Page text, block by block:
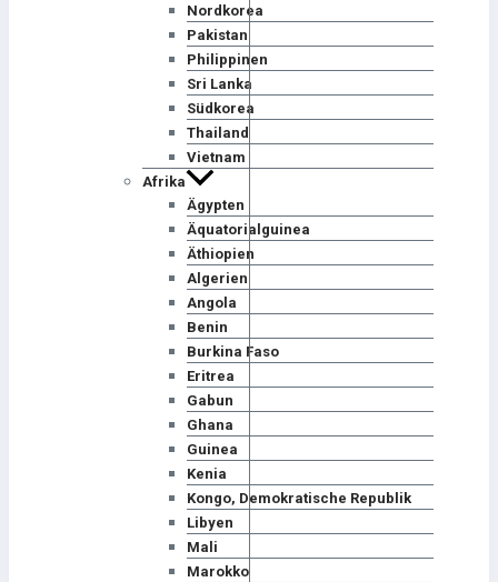
Nordkorea
Pakistan
Philippinen
Sri Lanka
Südkorea
Thailand
Vietnam
Afrika
Ägypten
Äquatorialguinea
Äthiopien
Algerien
Angola
Benin
Burkina Faso
Eritrea
Gabun
Ghana
Guinea
Kenia
Kongo, Demokratische Republik
Libyen
Mali
Marokko